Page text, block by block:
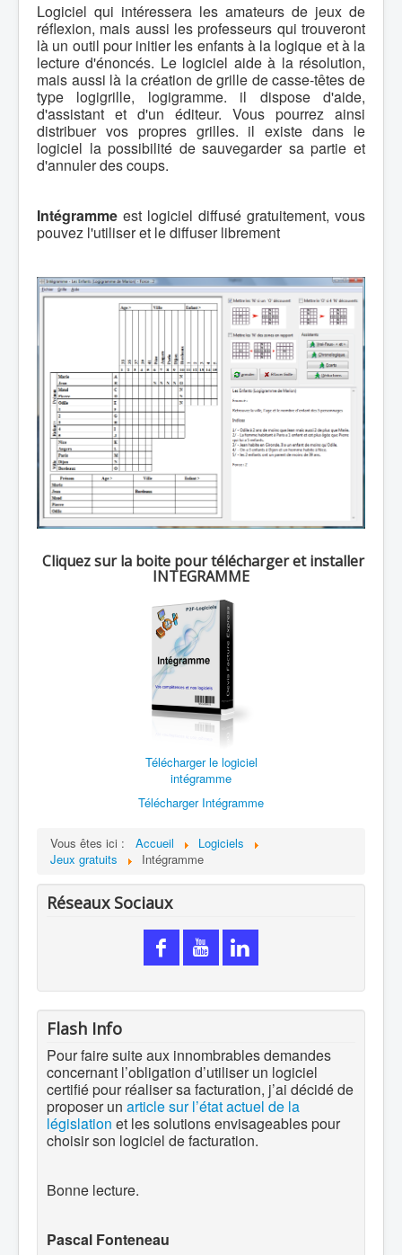
Logiciel qui intéressera les amateurs de jeux de
réflexion, mais aussi les professeurs qui trouveront
là un outil pour initier les enfants à la logique et à la
lecture d'énoncés. Le logiciel aide à la résolution,
mais aussi là la création de grille de casse-têtes de
type logigrille, logigramme. il dispose d'aide,
d'assistant et d'un éditeur. Vous pourrez ainsi
distribuer vos propres grilles. il existe dans le
logiciel la possibilité de sauvegarder sa partie et
d'annuler des coups.
Intégramme est logiciel diffusé gratuitement, vous
pouvez l'utiliser et le diffuser librement
Cliquez sur la boite pour télécharger et installer
INTEGRAMME
Télécharger le logiciel
intégramme
Télécharger Intégramme
Vous êtes ici : Accueil
Logiciels
Jeux gratuits
Intégramme
Réseaux Sociaux
Flash Info
Pour faire suite aux innombrables demandes
concernant l’obligation d’utiliser un logiciel
certifié pour réaliser sa facturation, j’ai décidé de
proposer un article sur l’état actuel de la
législation et les solutions envisageables pour
choisir son logiciel de facturation.
Bonne lecture.
Pascal Fonteneau